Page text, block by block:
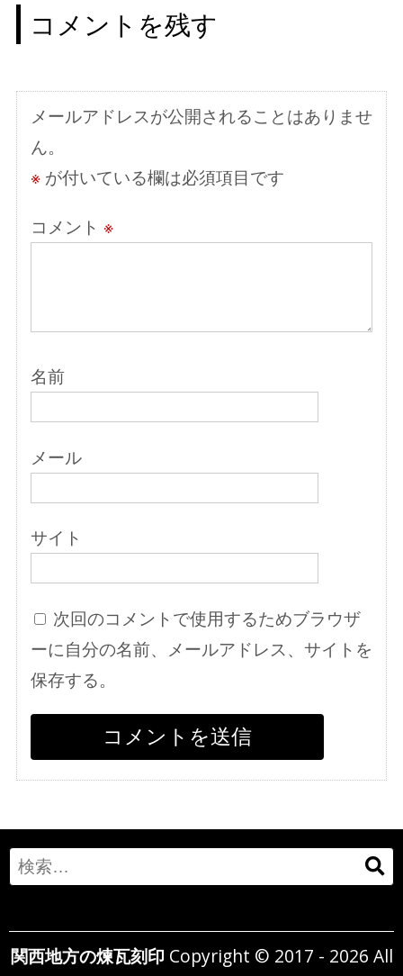
ー
シ
ョ
ン
コメントを残す
メールアドレスが公開されることはありませ
ん。
※が付いている欄は必須項目です
コメント ※
名前
メール
サイト
次回のコメントで使用するためブラウザ
ーに自分の名前、メールアドレス、サイトを
保存する。
Search
for:
関西地方の煉瓦刻印 Copyright © 2017 - 2026 All